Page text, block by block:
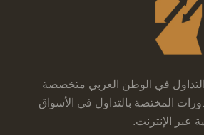
في الوطن العربي متخصصة
المختصة بالتداول في الأسواق
عبر الإنترنت.